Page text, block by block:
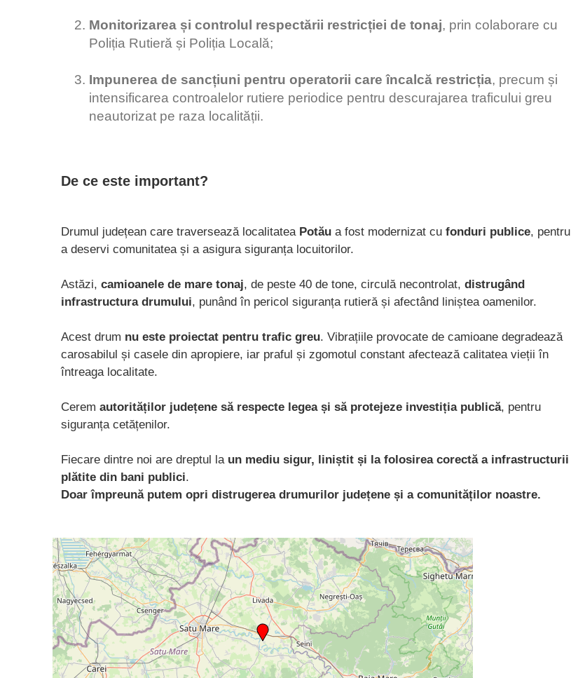
Monitorizarea și controlul respectării restricției de tonaj, prin colaborare cu
Poliția Rutieră și Poliția Locală;
Impunerea de sancțiuni pentru operatorii care încalcă restricția, precum și
intensificarea controalelor rutiere periodice pentru descurajarea traficului greu
neautorizat pe raza localității.
De ce este important?
Drumul județean care traversează localitatea Potău a fost modernizat cu fonduri publice, pentru
a deservi comunitatea și a asigura siguranța locuitorilor.
Astăzi, camioanele de mare tonaj, de peste 40 de tone, circulă necontrolat, distrugând
infrastructura drumului, punând în pericol siguranța rutieră și afectând liniștea oamenilor.
Acest drum nu este proiectat pentru trafic greu. Vibrațiile provocate de camioane degradează
carosabilul și casele din apropiere, iar praful și zgomotul constant afectează calitatea vieții în
întreaga localitate.
Cerem autorităților județene să respecte legea și să protejeze investiția publică, pentru
siguranța cetățenilor.
Fiecare dintre noi are dreptul la un mediu sigur, liniștit și la folosirea corectă a infrastructurii
plătite din bani publici.
Doar împreună putem opri distrugerea drumurilor județene și a comunităților noastre.